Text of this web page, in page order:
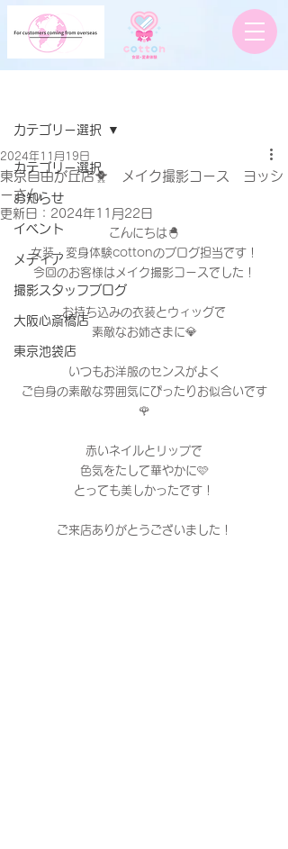
カテゴリー選択
お知らせ
イベント
メディア
撮影スタッフブログ
大阪心斎橋店
東京池袋店
カテゴリー選択
東京自由が丘店🐥 メイク撮影コース ヨッシ
ーさん
2024年11月19日
更新日： 2024年11月22日
こんにちは🐣
女装・変身体験cottonのブログ担当です！
今回のお客様はメイク撮影コースでした！
お持ち込みの衣装とウィッグで
素敵なお姉さまに💎
いつもお洋服のセンスがよく
ご自身の素敵な雰囲気にぴったりお似合いです
🌹
赤いネイルとリップで
色気をたして華やかに🩷
とっても美しかったです！
ご来店ありがとうございました！